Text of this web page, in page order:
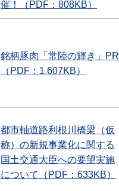
催！（PDF：808KB）
銘柄豚肉「常陸の輝き」PR
（PDF：1,607KB）
都市軸道路利根川橋梁（仮
称）の新規事業化に関する
国土交通大臣への要望実施
について（PDF：633KB）